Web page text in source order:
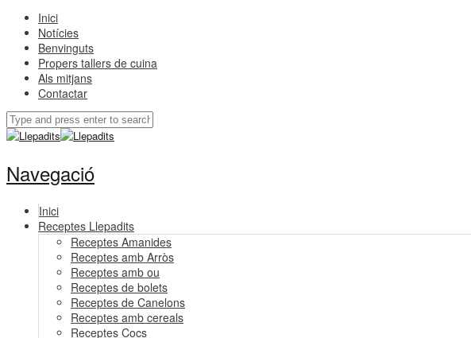
Inici
Notícies
Benvinguts
Propers tallers de cuina
Als mitjans
Contactar
Navegació
Inici
Receptes Llepadits
Receptes Amanides
Receptes amb Arròs
Receptes amb ou
Receptes de bolets
Receptes de Canelons
Receptes amb cereals
Receptes Cocs